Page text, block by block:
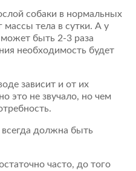
собаки в нормальных
массы тела в сутки. А у
быть 2-3 раза
необходимость будет
зависит и от их
это не звучало, но чем
должна быть
часто, до того